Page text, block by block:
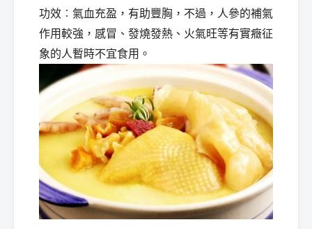
功效︰氣血充盈，有助豐胸，不過，人參的補氣
作用較強，感冒、發燒發熱、火氣旺等有實癥征
象的人暫時不宜食用。